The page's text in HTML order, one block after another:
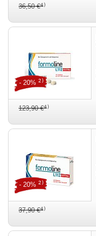
36,50 €4)
123,90 €4)
- 20%2)
37,90 €4)
- 20%2)